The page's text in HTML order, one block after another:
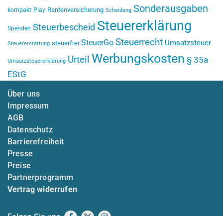
kompakt Play Rentenversicherung Scheidung Sonderausgaben
Spenden Steuerbescheid Steuererklärung
Steuererstattung steuerfrei SteuerGo Steuerrecht Umsatzsteuer
Umsatzsteuererklärung Urteil Werbungskosten § 35a
EStG
Über uns
Impressum
AGB
Datenschutz
Barrierefreiheit
Presse
Preise
Partnerprogramm
Vertrag widerrufen